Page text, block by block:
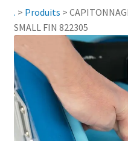
Accessoires Salle de bain
Vêtements & Chaussures
Sécurité
. > Produits >
SMALL FIN 822305